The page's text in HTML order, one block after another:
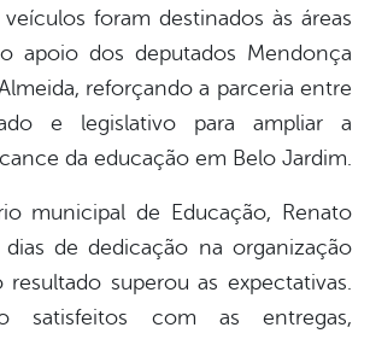
foram destinados às áreas
apoio dos deputados Mendonça
reforçando a parceria entre
e legislativo para ampliar a
da educação em Belo Jardim.
municipal de Educação, Renato
dias de dedicação na organização
superou as expectativas.
satisfeitos com as entregas,